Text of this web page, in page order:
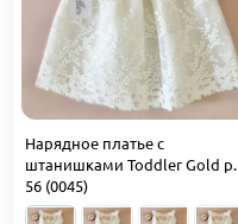
Нарядное платье с
штанишками Toddler Gold р.
56 (0045)